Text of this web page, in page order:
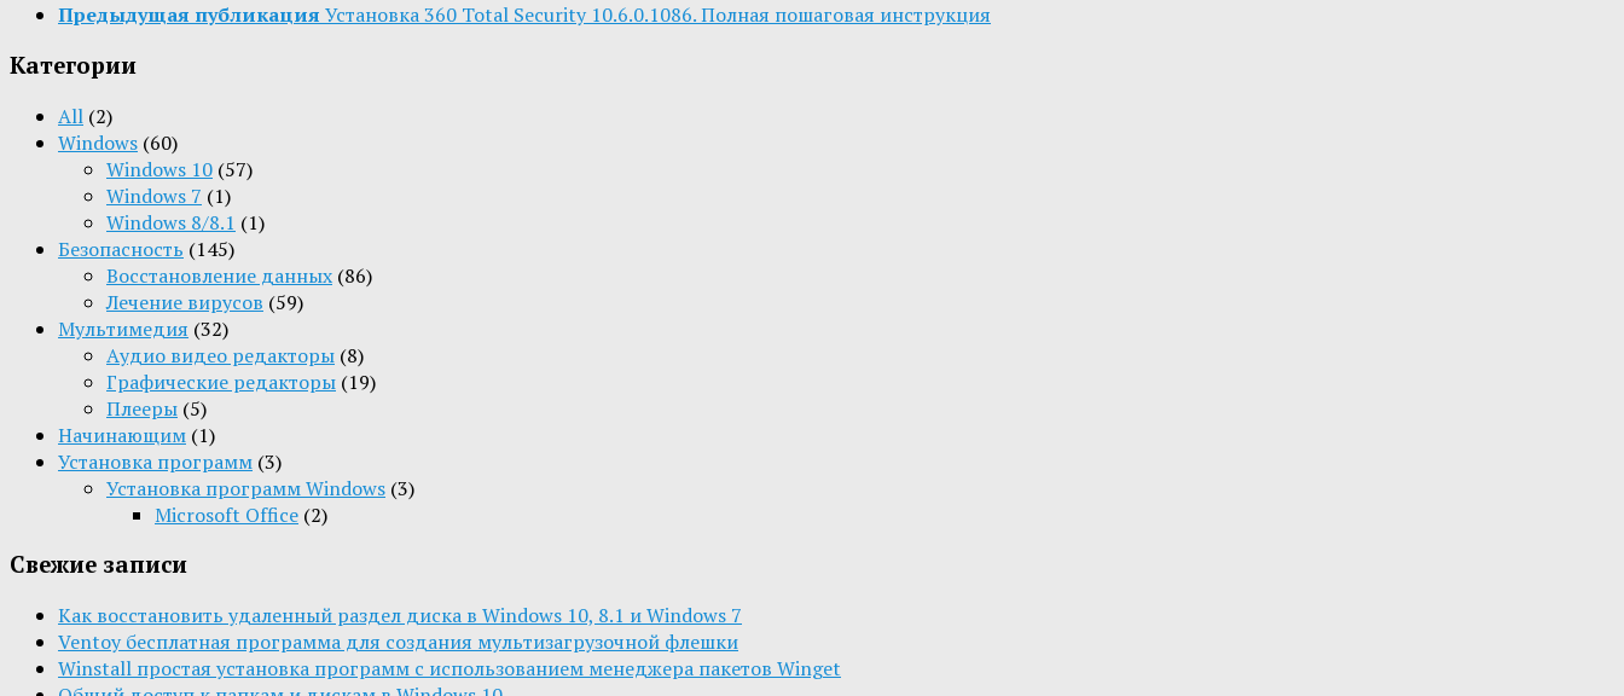
Предыдущая публикация Установка 360 Total Security 10.6.0.1086. Полная пошаговая инструкция
Категории
All (2)
Windows (60)
Windows 10 (57)
Windows 7 (1)
Windows 8/8.1 (1)
Безопасность (145)
Восстановление данных (86)
Лечение вирусов (59)
Мультимедия (32)
Aудио видео редакторы (8)
Графические редакторы (19)
Плееры (5)
Начинающим (1)
Установка программ (3)
Установка программ Windows (3)
Microsoft Office (2)
Свежие записи
Как восстановить удаленный раздел диска в Windows 10, 8.1 и Windows 7
Ventoy бесплатная программа для создания мультизагрузочной флешки
Winstall простая установка программ с использованием менеджера пакетов Winget